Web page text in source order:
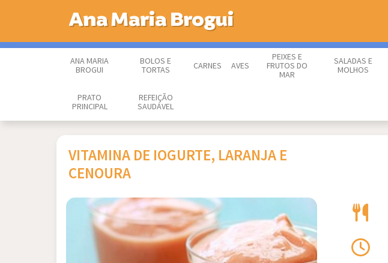
Ana Maria Brogui
ANA MARIA
BROGUI
BOLOS E
TORTAS
CARNES AVES
PEIXES E
FRUTOS DO
MAR
SALADAS E
MOLHOS
PRATO
PRINCIPAL
REFEIÇÃO
SAUDÁVEL
VITAMINA DE IOGURTE, LARANJA E
CENOURA